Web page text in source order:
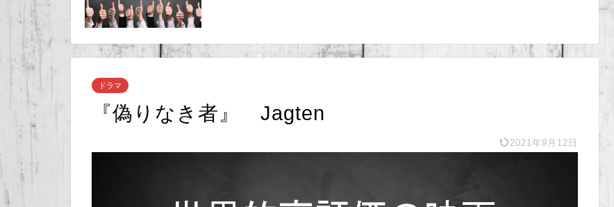
ドラマ
『偽りなき者』 Jagten
2021年9月12日